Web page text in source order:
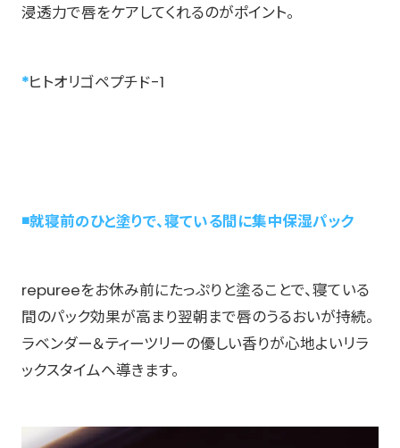
浸透力で唇をケアしてくれるのがポイント。
*ヒトオリゴペプチド-1
◾️就寝前のひと塗りで、寝ている間に集中保湿パック
repureeをお休み前にたっぷりと塗ることで、寝ている
間のパック効果が高まり翌朝まで唇のうるおいが持続。
ラベンダー＆ティーツリーの優しい香りが心地よいリラ
ックスタイムへ導きます。